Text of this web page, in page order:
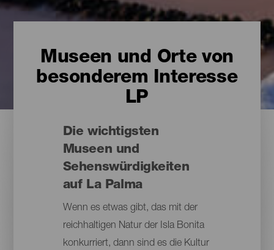
Museen und Orte von
besonderem Interesse
LP
Die wichtigsten
Museen und
Sehenswürdigkeiten
auf La Palma
Wenn es etwas gibt, das mit der
reichhaltigen Natur der Isla Bonita
konkurriert, dann sind es die Kultur